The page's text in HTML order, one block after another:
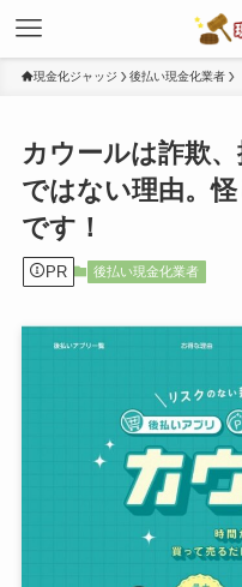
現金化ジャッジ 後払い現金化業者
カウールは詐欺、
ではない理由。
です！
PR 後払い現金化業者